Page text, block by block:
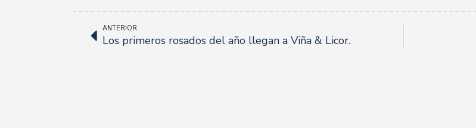
ANTERIOR
Los primeros rosados del año llegan a Viña & Licor.